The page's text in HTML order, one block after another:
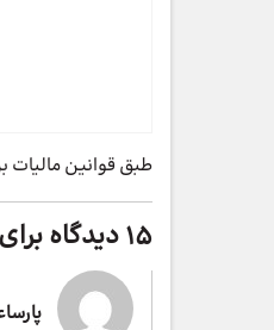
طبق قوانین مالیات بر ارزش افزوده، 10%
15 دیدگاه برای ”